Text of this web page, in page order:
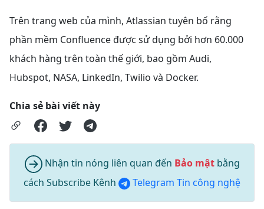
Trên trang web của mình, Atlassian tuyên bố rằng
phần mềm Confluence được sử dụng bởi hơn 60.000
khách hàng trên toàn thế giới, bao gồm Audi,
Hubspot, NASA, LinkedIn, Twilio và Docker.
Chia sẻ bài viết này
Nhận tin nóng liên quan đến Bảo mậtbằng
cách Subscribe Kênh
Telegram Tin công nghệ